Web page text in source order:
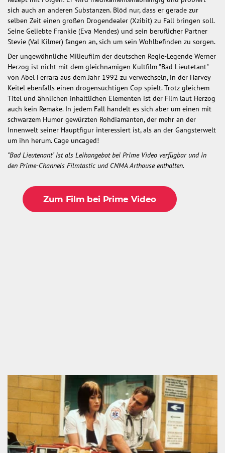
sich auch an anderen Substanzen. Blöd nur, dass er gerade zur
selben Zeit einen großen Drogendealer (Xzibit) zu Fall bringen soll.
Seine Geliebte Frankie (Eva Mendes) und sein beruflicher Partner
Stevie (Val Kilmer) fangen an, sich um sein Wohlbefinden zu sorgen.
Der ungewöhnliche Milieufilm der deutschen Regie-Legende Werner
Herzog ist nicht mit dem gleichnamigen Kultfilm "Bad Lieutetant"
von Abel Ferrara aus dem Jahr 1992 zu verwechseln, in der Harvey
Keitel ebenfalls einen drogensüchtigen Cop spielt. Trotz gleichem
Titel und ähnlichen inhaltlichen Elementen ist der Film laut Herzog
auch kein Remake. In jedem Fall handelt es sich aber um einen mit
schwarzem Humor gewürzten Rohdiamanten, der mehr an der
Innenwelt seiner Hauptfigur interessiert ist, als an der Gangsterwelt
um ihn herum. Cage uncaged!
"Bad Lieutenant" ist als Leihangebot bei Prime Video verfügbar und in
den Prime-Channels Filmtastic und CNMA Arthouse enthalten.
Zum Film bei Prime Video